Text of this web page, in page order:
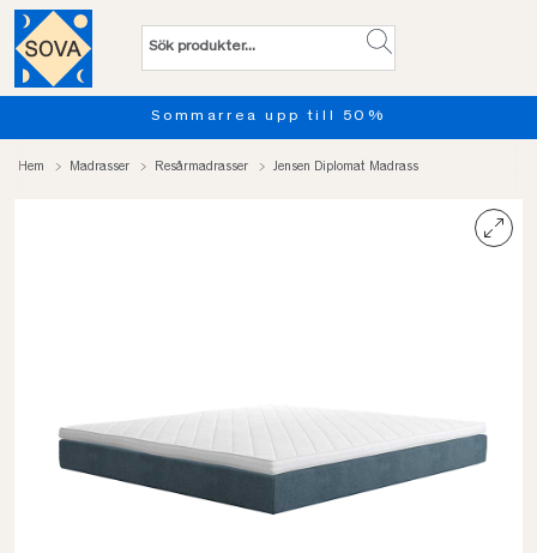
Sommarrea upp till 50%
Hem Madrasser Resårmadrasser Jensen Diplomat Madrass